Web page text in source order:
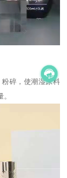
碎，使潮湿原料